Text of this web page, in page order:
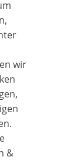
wir
&